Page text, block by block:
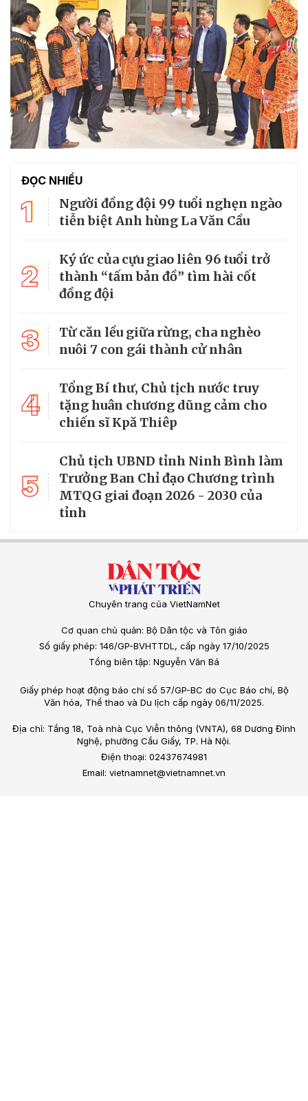
ĐỌC NHIỀU
1
Người đồng đội 99 tuổi nghẹn ngào
tiễn biệt Anh hùng La Văn Cầu
2
Ký ức của cựu giao liên 96 tuổi trở
thành “tấm bản đồ” tìm hài cốt
đồng đội
3
Từ căn lều giữa rừng, cha nghèo
nuôi 7 con gái thành cử nhân
4
Tổng Bí thư, Chủ tịch nước truy
tặng huân chương dũng cảm cho
chiến sĩ Kpă Thiêp
5
Chủ tịch UBND tỉnh Ninh Bình làm
Trưởng Ban Chỉ đạo Chương trình
MTQG giai đoạn 2026 - 2030 của
tỉnh
Chuyên trang của VietNamNet
Cơ quan chủ quản: Bộ Dân tộc và Tôn giáo
Số giấy phép: 146/GP-BVHTTDL, cấp ngày 17/10/2025
Tổng biên tập: Nguyễn Văn Bá
Giấy phép hoạt động báo chí số 57/GP-BC do Cục Báo chí, Bộ
Văn hóa, Thể thao và Du lịch cấp ngày 06/11/2025.
Địa chỉ: Tầng 18, Toà nhà Cục Viễn thông (VNTA), 68 Dương Đình
Nghệ, phường Cầu Giấy, TP. Hà Nội.
Điện thoại: 02437674981
Email: vietnamnet@vietnamnet.vn